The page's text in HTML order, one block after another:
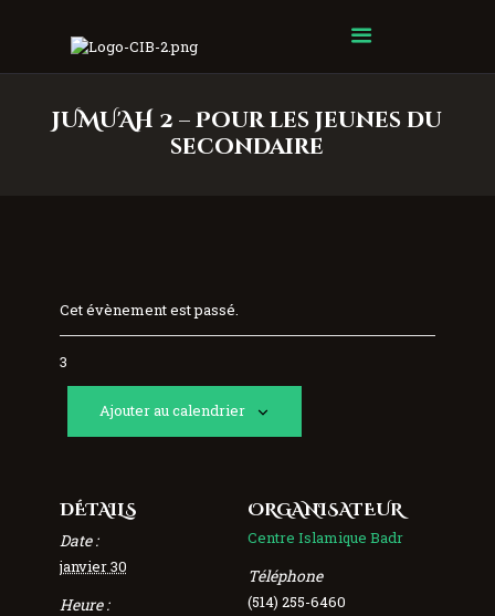
JUMU'AH 2 – Pour les jeunes du
secondaire
Centre Islamique Badr
Cet évènement est passé.
3
Ajouter au calendrier
DÉTAILS
Date :
janvier 30
Heure :
ORGANISATEUR
Centre Islamique Badr
Téléphone
(514) 255-6460